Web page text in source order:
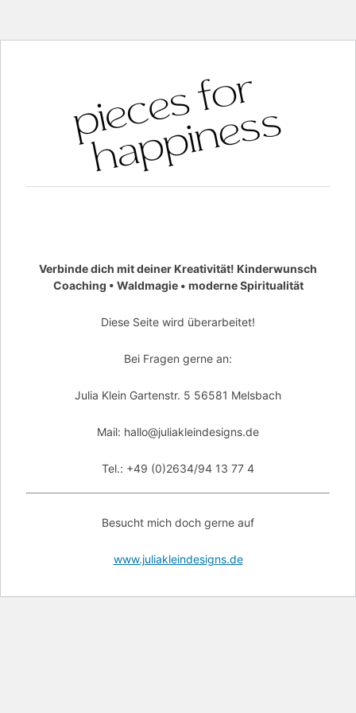
Verbinde dich mit deiner Kreativität! Kinderwunsch
Coaching • Waldmagie • moderne Spiritualität
Diese Seite wird überarbeitet!
Bei Fragen gerne an:
Julia Klein Gartenstr. 5 56581 Melsbach
Mail: hallo@juliakleindesigns.de
Tel.: +49 (0)2634/94 13 77 4
Besucht mich doch gerne auf
www.juliakleindesigns.de